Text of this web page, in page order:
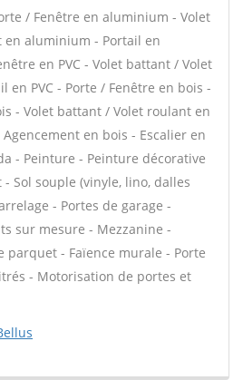
/ Fenêtre en aluminium - Volet
aluminium - Portail en
en PVC - Volet battant / Volet
en PVC - Porte / Fenêtre en bois -
- Volet battant / Volet roulant en
en bois - Escalier en
- Peinture - Peinture décorative
Sol souple (vinyle, lino, dalles
- Portes de garage -
sur mesure - Mezzanine -
parquet - Faïence murale - Porte
- Motorisation de portes et